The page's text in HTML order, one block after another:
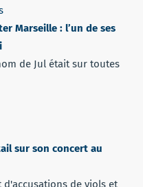
Marseille : l’un de ses
de Jul était sur toutes
sur son concert au
de viols et